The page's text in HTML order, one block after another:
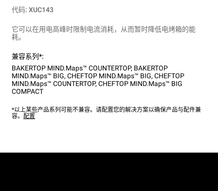
代码: XUC143
它可以在用电高峰时限制电流消耗，从而暂时降低电烤箱的能
耗。
兼容系列*:
BAKERTOP MIND.Maps™ COUNTERTOP, BAKERTOP
MIND.Maps™ BIG, CHEFTOP MIND.Maps™ BIG, CHEFTOP
MIND.Maps™ COUNTERTOP, CHEFTOP MIND.Maps™ BIG
COMPACT
*以上某些产品系列可能不兼容。请配置您的解决方案以确保产品与配件兼
容。 配置